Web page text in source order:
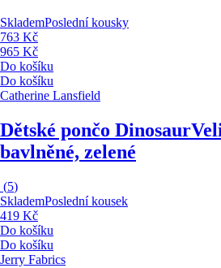
SklademPoslední kousky
763 Kč
965 Kč
Do košíku
Do košíku
Catherine Lansfield
Dětské pončo Dinosaur
bavlněné, zelené
(5)
SklademPoslední kousek
419 Kč
Do košíku
Do košíku
Jerry Fabrics